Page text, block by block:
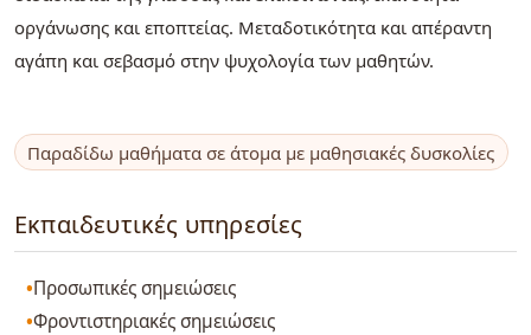
οργάνωσης και εποπτείας. Μεταδοτικότητα και απέραντη
αγάπη και σεβασμό στην ψυχολογία των μαθητών.
Παραδίδω μαθήματα σε άτομα με μαθησιακές δυσκολίες
Εκπαιδευτικές υπηρεσίες
Προσωπικές σημειώσεις
Φροντιστηριακές σημειώσεις